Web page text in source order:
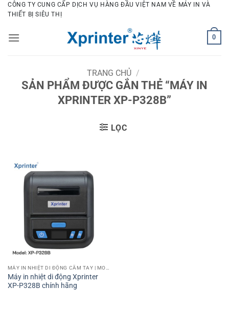
Bỏ
qua
dung
CÔNG TY CUNG CẤP DỊCH VỤ HÀNG ĐẦU VIỆT NAM VỀ MÁY IN VÀ
THIẾT BỊ SIÊU THỊ
0
TRANG CHỦ /
SẢN PHẨM ĐƯỢC GẮN THẺ “MÁY IN
XPRINTER XP-P328B”
LỌC
Máy in nhiệt di động Xprinter
XP-P328B chính hãng